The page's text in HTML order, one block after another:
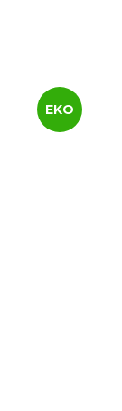
EKO